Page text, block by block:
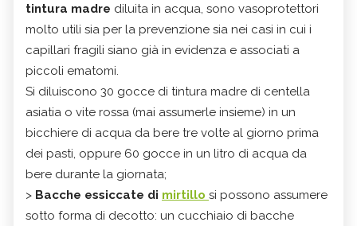
tintura madre diluita in acqua, sono vasoprotettori
molto utili sia per la prevenzione sia nei casi in cui i
capillari fragili siano già in evidenza e associati a
piccoli ematomi.
Si diluiscono 30 gocce di tintura madre di centella
asiatia o vite rossa (mai assumerle insieme) in un
bicchiere di acqua da bere tre volte al giorno prima
dei pasti, oppure 60 gocce in un litro di acqua da
bere durante la giornata;
> Bacche essiccate di mirtillo si possono assumere
sotto forma di decotto: un cucchiaio di bacche